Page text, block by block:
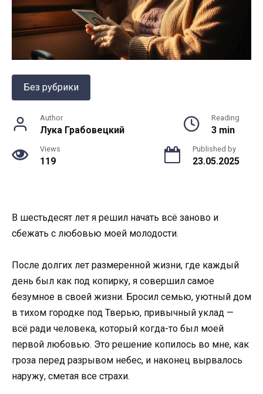
Без рубрики
Author
Лука Грабовецкий
Reading
3 min
Views
119
Published by
23.05.2025
В шестьдесят лет я решил начать всё заново и
сбежать с любовью моей молодости.
После долгих лет размеренной жизни, где каждый
день был как под копирку, я совершил самое
безумное в своей жизни. Бросил семью, уютный дом
в тихом городке под Тверью, привычный уклад —
всё ради человека, который когда-то был моей
первой любовью. Это решение копилось во мне, как
гроза перед разрывом небес, и наконец вырвалось
наружу, сметая все страхи.